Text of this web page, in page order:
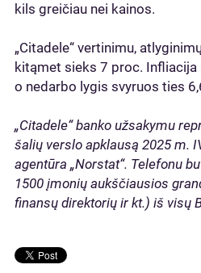
kils greičiau nei kainos.
„Citadele“ vertinimu,
kitąmet sieks 7 proc. Infliacija
o nedarbo lygis svyruos ties
„Citadele“ banko užsakymu
šalių verslo apklausą 2025 m.
agentūra „Norstat“. Telefonu
1500 įmonių aukščiausios
finansų direktorių ir kt.) iš visų